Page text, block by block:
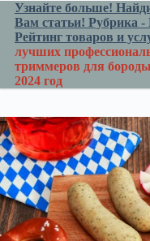
Узнайте больше!
Вам статьи! Рубрика -
Рейтинг товаров и
лучших
триммеров для
2024 год